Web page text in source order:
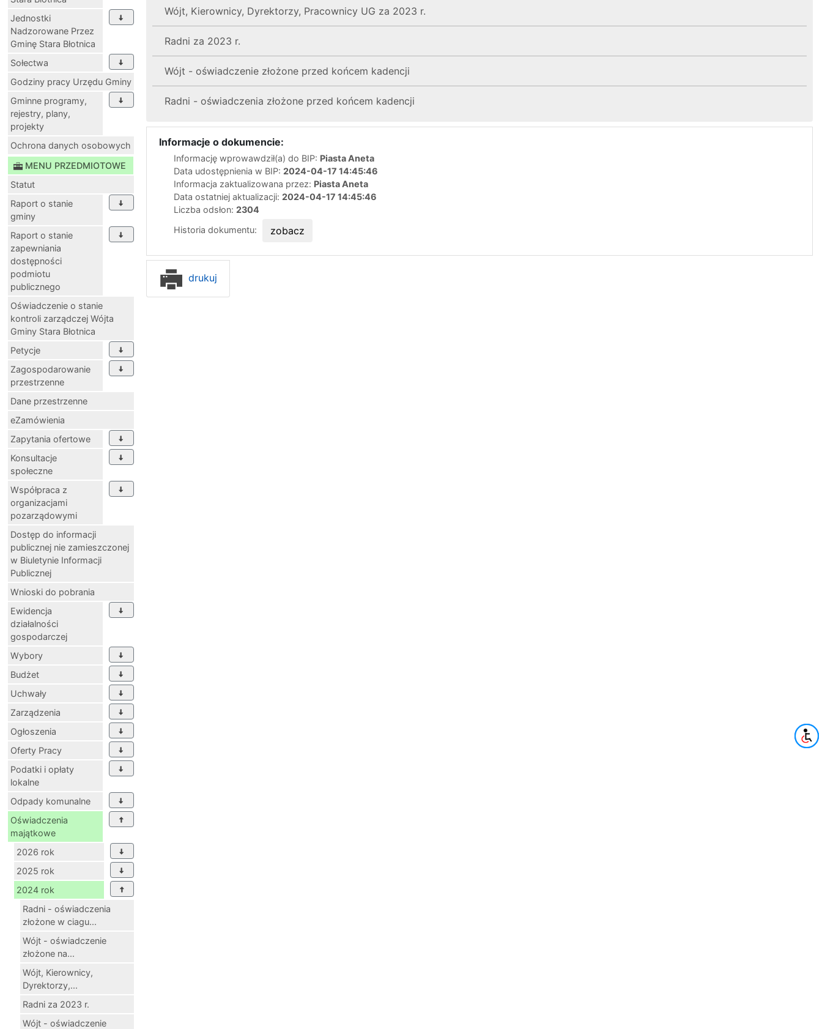
Jednostki
Nadzorowane Przez
Gminę Stara Błotnica
Sołectwa
Godziny pracy Urzędu Gminy
Gminne programy,
rejestry, plany,
projekty
Ochrona danych osobowych
MENU PRZEDMIOTOWE
Statut
Raport o stanie
gminy
Raport o stanie
zapewniania
dostępności
podmiotu
publicznego
Oświadczenie o stanie
kontroli zarządczej Wójta
Gminy Stara Błotnica
Petycje
Zagospodarowanie
przestrzenne
Dane przestrzenne
eZamówienia
Zapytania ofertowe
Konsultacje
społeczne
Współpraca z
organizacjami
pozarządowymi
Dostęp do informacji
publicznej nie zamieszczonej
w Biuletynie Informacji
Publicznej
Wnioski do pobrania
Ewidencja
działalności
gospodarczej
Wybory
Budżet
Uchwały
Zarządzenia
Ogłoszenia
Oferty Pracy
Podatki i opłaty
lokalne
Odpady komunalne
Oświadczenia
majątkowe
2026 rok
2025 rok
2024 rok
Radni - oświadczenia
złożone w ciagu...
Wójt - oświadczenie
złożone na...
Wójt, Kierownicy,
Dyrektorzy,...
Radni za 2023 r.
Wójt - oświadczenie
Wójt, Kierownicy, Dyrektorzy, Pracownicy UG za 2023 r.
Radni za 2023 r.
Wójt - oświadczenie złożone przed końcem kadencji
Radni - oświadczenia złożone przed końcem kadencji
Informacje o dokumencie:
Informację wprowawdził(a) do BIP: Piasta Aneta
Data udostępnienia w BIP: 2024-04-17 14:45:46
Informacja zaktualizowana przez: Piasta Aneta
Data ostatniej aktualizacji: 2024-04-17 14:45:46
Liczba odsłon: 2304
Historia dokumentu:
zobacz
drukuj